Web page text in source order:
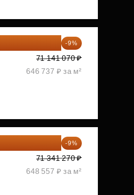
64 738 374 ₽ -9%
71 141 070 ₽
646 737 ₽ за м²
64 920 556 ₽ -9%
71 341 270 ₽
648 557 ₽ за м²